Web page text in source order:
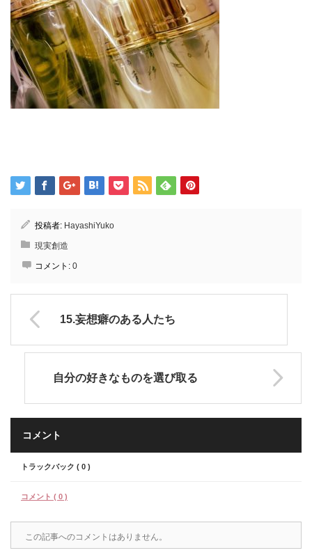
投稿者: HayashiYuko
現実創造
コメント: 0
15.妄想癖のある人たち
自分の好きなものを選び取る
コメント
トラックバック ( 0 )
コメント ( 0 )
この記事へのコメントはありません。